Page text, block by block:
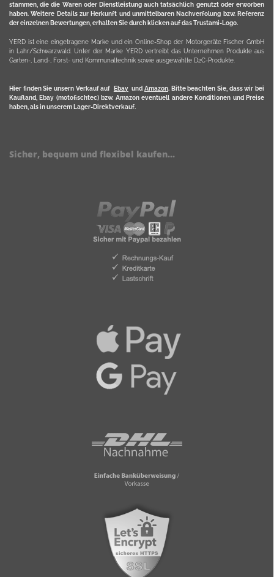
stammen, die die Waren oder Dienstleistung auch tatsächlich genutzt oder erworben
haben. Weitere Details zur Herkunft und unmittelbaren Nachverfolung bzw. Referenz
der einzelnen Bewertungen, erhalten Sie durch klicken auf das Trustami-Logo.
YERD ist eine eingetragene Marke und ein Online-Shop der Motorgeräte Fischer GmbH
in Lahr/Schwarzwald. Unter der Marke YERD vertreibt das Unternehmen Produkte aus
Garten-, Land-, Forst- und Kommunaltechnik sowie ausgewählte D2C-Produkte.
Hier finden Sie unsern Verkauf auf Ebayund Amazon. Bitte beachten Sie, dass wir bei
Kaufland, Ebay (motofischtec) bzw. Amazon eventuell andere Konditionen und Preise
haben, als in unserem Lager-Direktverkauf.
Sicher, bequem und flexibel kaufen...